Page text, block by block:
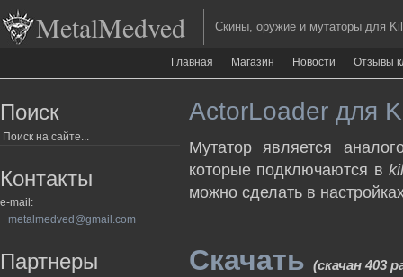
MetalMedved Скины, оружие и мутаторы для
Главная Магазин Новости Отзывы
Поиск
Контакты
e-mail:
metalmedved@gmail.com
Партнеры
ActorLoader для
Мутатор является
которые подключаются в
можно сделать в
Скачать (скачан 403